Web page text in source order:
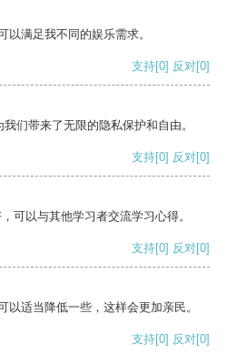
以满足我不同的娱乐需求。
支持[0] 反对[0]
们带来了无限的隐私保护和自由。
支持[0] 反对[0]
可以与其他学习者交流学习心得。
支持[0] 反对[0]
以适当降低一些，这样会更加亲民。
支持[0] 反对[0]